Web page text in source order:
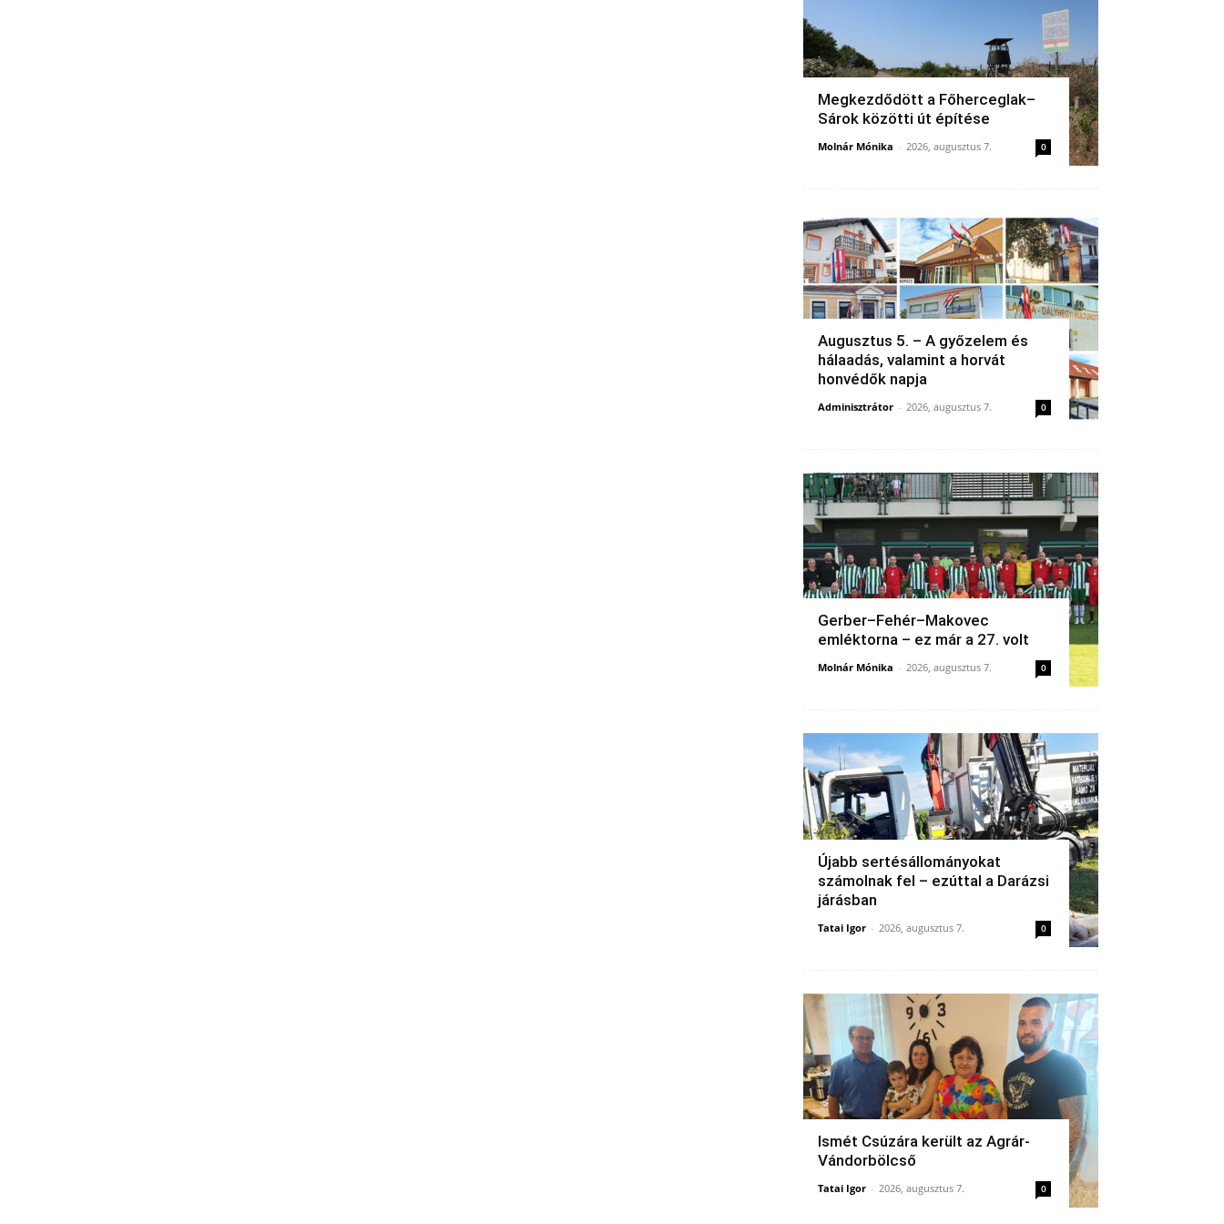
Megkezdődött a Főherceglak–
Sárok közötti út építése
Molnár Mónika - 2026, augusztus 7. 0
Augusztus 5. – A győzelem és
hálaadás, valamint a horvát
honvédők napja
Adminisztrátor - 2026, augusztus 7. 0
Gerber–Fehér–Makovec
emléktorna – ez már a 27. volt
Molnár Mónika - 2026, augusztus 7. 0
Újabb sertésállományokat
számolnak fel – ezúttal a Darázsi
járásban
Tatai Igor - 2026, augusztus 7. 0
Ismét Csúzára került az Agrár-
Vándorbölcső
Tatai Igor - 2026, augusztus 7. 0